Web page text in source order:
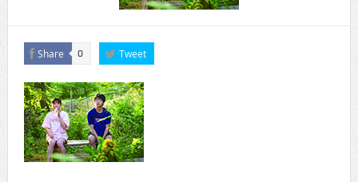
CINEMA×STYLE 294号
Share 0 Tweet